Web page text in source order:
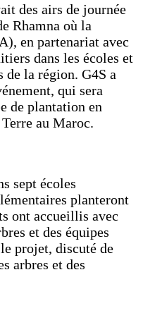
des airs de journée
Rhamna où la
en partenariat avec
dans les écoles et
de la région. G4S a
qui sera
de plantation en
au Maroc.
sept écoles
planteront
ont accueillis avec
et des équipes
projet, discuté de
arbres et des